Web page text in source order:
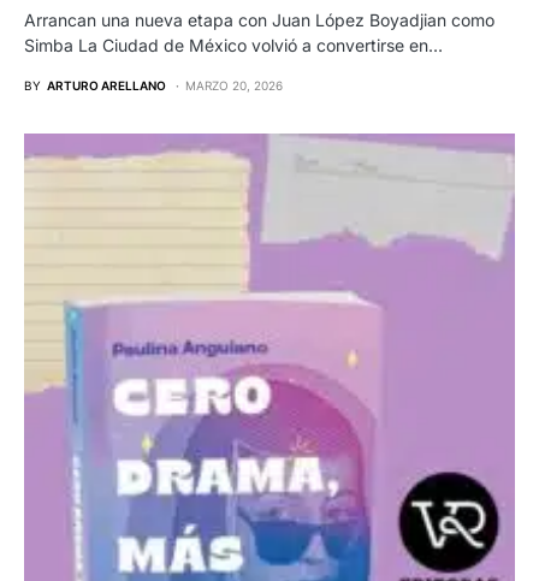
Arrancan una nueva etapa con Juan López Boyadjian como
Simba La Ciudad de México volvió a convertirse en…
BY ARTURO ARELLANO MARZO 20, 2026